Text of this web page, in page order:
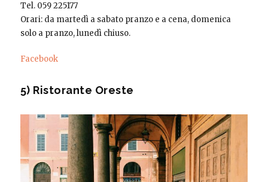
Tel. 059 225177
Orari: da martedì a sabato pranzo e a cena, domenica
solo a pranzo, lunedì chiuso.
Facebook
5) Ristorante Oreste